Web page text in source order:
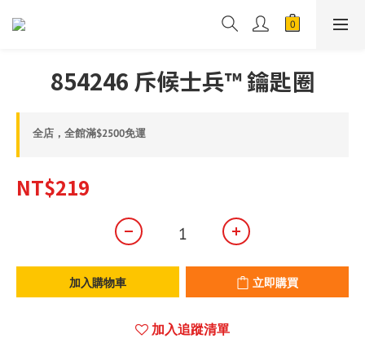
854246 斥候士兵™ 鑰匙圈
全店，全館滿$2500免運
NT$219
加入購物車 立即購買
加入追蹤清單